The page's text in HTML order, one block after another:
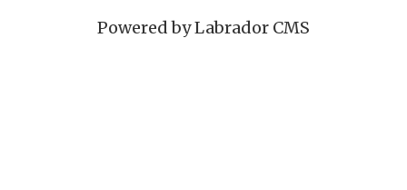
Powered by Labrador CMS